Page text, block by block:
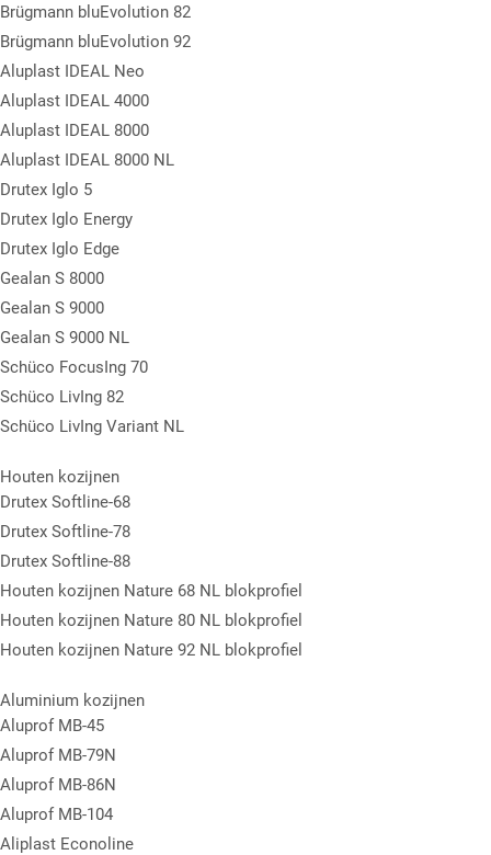
Brügmann bluEvolution 82
Brügmann bluEvolution 92
Aluplast IDEAL Neo
Aluplast IDEAL 4000
Aluplast IDEAL 8000
Aluplast IDEAL 8000 NL
Drutex Iglo 5
Drutex Iglo Energy
Drutex Iglo Edge
Gealan S 8000
Gealan S 9000
Gealan S 9000 NL
Schüco FocusIng 70
Schüco LivIng 82
Schüco LivIng Variant NL
Houten kozijnen
Drutex Softline-68
Drutex Softline-78
Drutex Softline-88
Houten kozijnen Nature 68 NL blokprofiel
Houten kozijnen Nature 80 NL blokprofiel
Houten kozijnen Nature 92 NL blokprofiel
Aluminium kozijnen
Aluprof MB-45
Aluprof MB-79N
Aluprof MB-86N
Aluprof MB-104
Aliplast Econoline